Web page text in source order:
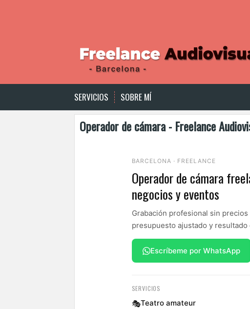
n
n
SERVICIOS SOBRE MÍ
Operador de cámara - Freelance
BARCELONA · FREELANCE
Operador de cámara
negocios y eventos
Grabación profesional sin
presupuesto ajustado y resultado
Escríbeme por WhatsApp
SERVICIOS
🎭Teatro amateur